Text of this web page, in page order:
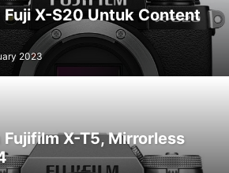
Fuji X-S20 Untuk Content
2023
Fujifilm X-T5, Mirrorless